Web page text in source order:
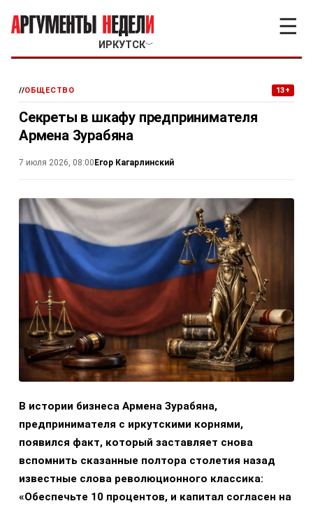
ИРКУТСК﹀
☰
//ОБЩЕСТВО 13+
Секреты в шкафу предпринимателя
Армена Зурабяна
7 июля 2026, 08:00Егор Кагарлинский
В истории бизнеса Армена Зурабяна,
предпринимателя с иркутскими корнями,
появился факт, который заставляет снова
вспомнить сказанные полтора столетия назад
известные слова революционного классика:
«Обеспечьте 10 процентов, и капитал согласен на